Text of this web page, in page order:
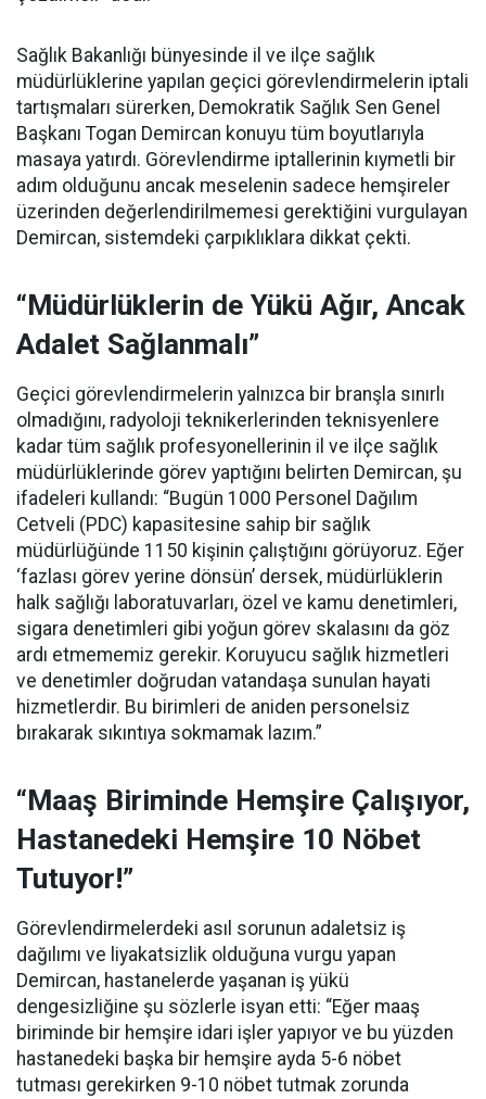
Sağlık Bakanlığı bünyesinde il ve ilçe sağlık
müdürlüklerine yapılan geçici görevlendirmelerin iptali
tartışmaları sürerken, Demokratik Sağlık Sen Genel
Başkanı Togan Demircan konuyu tüm boyutlarıyla
masaya yatırdı. Görevlendirme iptallerinin kıymetli bir
adım olduğunu ancak meselenin sadece hemşireler
üzerinden değerlendirilmemesi gerektiğini vurgulayan
Demircan, sistemdeki çarpıklıklara dikkat çekti.
“Müdürlüklerin de Yükü Ağır, Ancak
Adalet Sağlanmalı”
Geçici görevlendirmelerin yalnızca bir branşla sınırlı
olmadığını, radyoloji teknikerlerinden teknisyenlere
kadar tüm sağlık profesyonellerinin il ve ilçe sağlık
müdürlüklerinde görev yaptığını belirten Demircan, şu
ifadeleri kullandı: “Bugün 1000 Personel Dağılım
Cetveli (PDC) kapasitesine sahip bir sağlık
müdürlüğünde 1150 kişinin çalıştığını görüyoruz. Eğer
‘fazlası görev yerine dönsün’ dersek, müdürlüklerin
halk sağlığı laboratuvarları, özel ve kamu denetimleri,
sigara denetimleri gibi yoğun görev skalasını da göz
ardı etmememiz gerekir. Koruyucu sağlık hizmetleri
ve denetimler doğrudan vatandaşa sunulan hayati
hizmetlerdir. Bu birimleri de aniden personelsiz
bırakarak sıkıntıya sokmamak lazım.”
“Maaş Biriminde Hemşire Çalışıyor,
Hastanedeki Hemşire 10 Nöbet
Tutuyor!”
Görevlendirmelerdeki asıl sorunun adaletsiz iş
dağılımı ve liyakatsizlik olduğuna vurgu yapan
Demircan, hastanelerde yaşanan iş yükü
dengesizliğine şu sözlerle isyan etti: “Eğer maaş
biriminde bir hemşire idari işler yapıyor ve bu yüzden
hastanedeki başka bir hemşire ayda 5-6 nöbet
tutması gerekirken 9-10 nöbet tutmak zorunda